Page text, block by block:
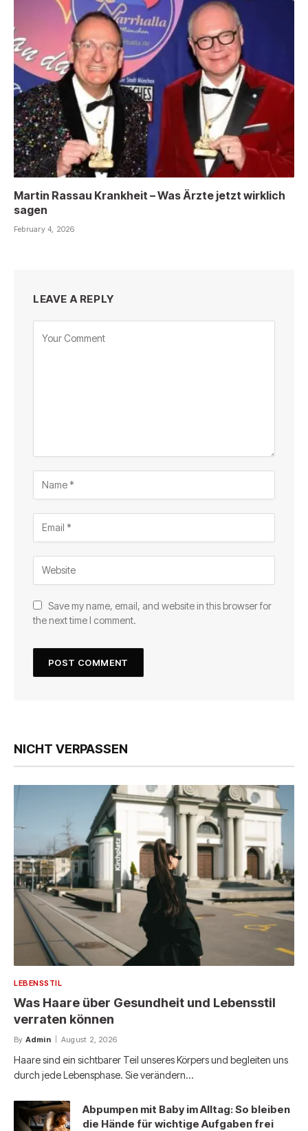
Martin Rassau Krankheit – Was Ärzte jetzt wirklich
sagen
February 4, 2026
LEAVE A REPLY
Save my name, email, and website in this browser for
the next time I comment.
NICHT VERPASSEN
LEBENSSTIL
Was Haare über Gesundheit und Lebensstil
verraten können
By Admin August 2, 2026
Haare sind ein sichtbarer Teil unseres Körpers und begleiten uns
durch jede Lebensphase. Sie verändern…
Abpumpen mit Baby im Alltag: So bleiben
die Hände für wichtige Aufgaben frei